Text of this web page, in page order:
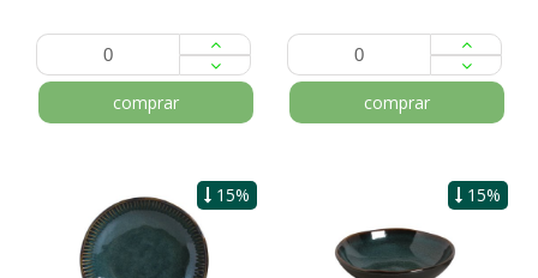
comprar comprar
15% 15%